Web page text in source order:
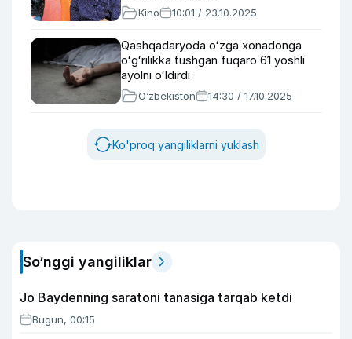
Kino 10:01 / 23.10.2025
Qashqadaryoda oʻzga xonadonga
oʻgʻrilikka tushgan fuqaro 61 yoshli
ayolni oʻldirdi
O‘zbekiston 14:30 / 17.10.2025
Ko'proq yangiliklarni yuklash
So‘nggi yangiliklar
Jo Baydenning saratoni tanasiga tarqab ketdi
Bugun, 00:15